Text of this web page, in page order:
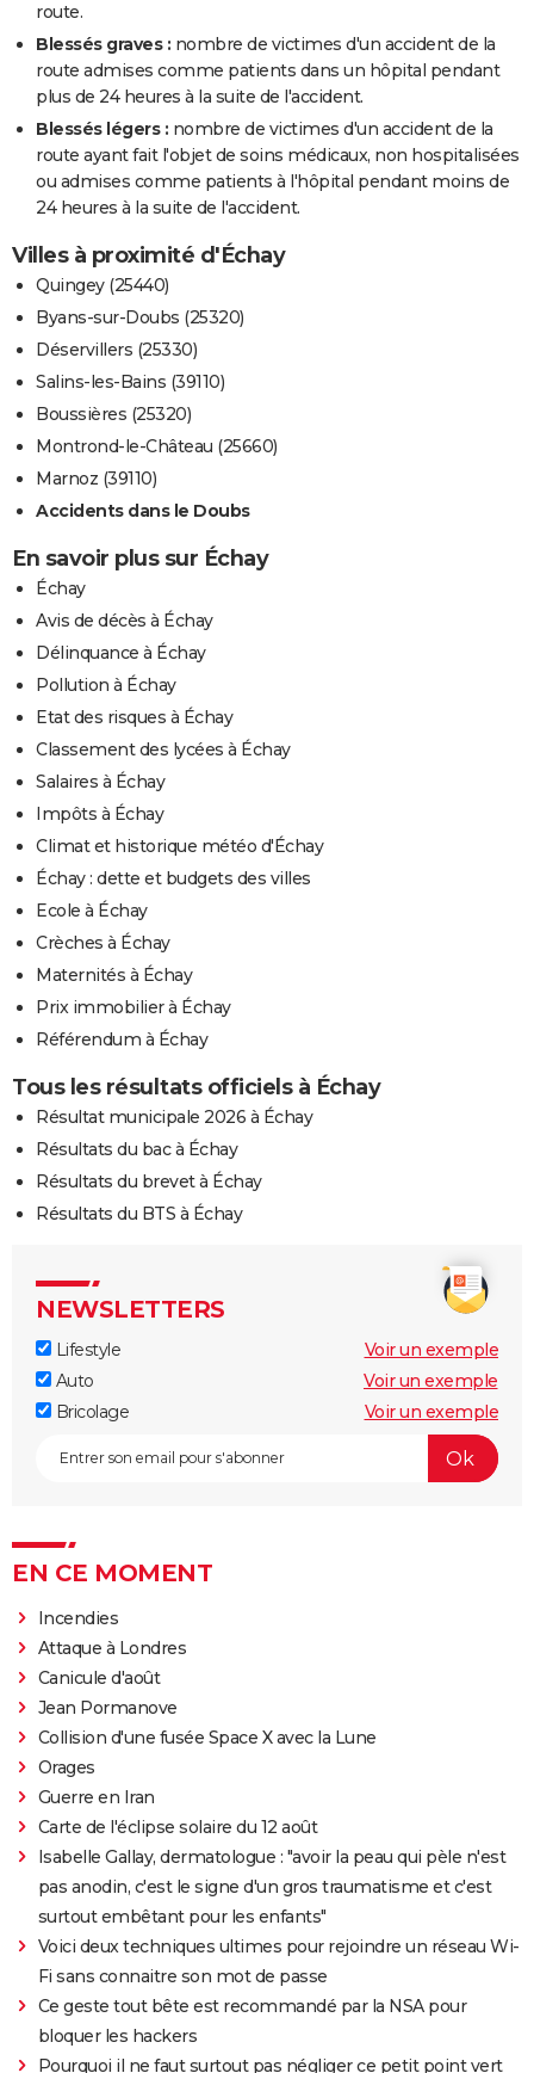
route.
Blessés graves : nombre de victimes d'un accident de la
route admises comme patients dans un hôpital pendant
plus de 24 heures à la suite de l'accident.
Blessés légers : nombre de victimes d'un accident de la
route ayant fait l'objet de soins médicaux, non hospitalisées
ou admises comme patients à l'hôpital pendant moins de
24 heures à la suite de l'accident.
Villes à proximité d'Échay
Quingey (25440)
Byans-sur-Doubs (25320)
Déservillers (25330)
Salins-les-Bains (39110)
Boussières (25320)
Montrond-le-Château (25660)
Marnoz (39110)
Accidents dans le Doubs
En savoir plus sur Échay
Échay
Avis de décès à Échay
Délinquance à Échay
Pollution à Échay
Etat des risques à Échay
Classement des lycées à Échay
Salaires à Échay
Impôts à Échay
Climat et historique météo d'Échay
Échay : dette et budgets des villes
Ecole à Échay
Crèches à Échay
Maternités à Échay
Prix immobilier à Échay
Référendum à Échay
Tous les résultats officiels à Échay
Résultat municipale 2026 à Échay
Résultats du bac à Échay
Résultats du brevet à Échay
Résultats du BTS à Échay
NEWSLETTERS
Lifestyle
Voir un exemple
Auto
Voir un exemple
Bricolage
Voir un exemple
EN CE MOMENT
Incendies
Attaque à Londres
Canicule d'août
Jean Pormanove
Collision d'une fusée Space X avec la Lune
Orages
Guerre en Iran
Carte de l'éclipse solaire du 12 août
Isabelle Gallay, dermatologue : "avoir la peau qui pèle n'est
pas anodin, c'est le signe d'un gros traumatisme et c'est
surtout embêtant pour les enfants"
Voici deux techniques ultimes pour rejoindre un réseau Wi-
Fi sans connaitre son mot de passe
Ce geste tout bête est recommandé par la NSA pour
bloquer les hackers
Pourquoi il ne faut surtout pas négliger ce petit point vert